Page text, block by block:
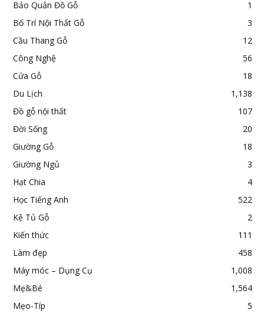
Bảo Quản Đồ Gỗ
1
Bố Trí Nội Thất Gỗ
3
Cầu Thang Gỗ
12
Công Nghệ
56
Cửa Gỗ
18
Du Lịch
1,138
Đồ gỗ nội thất
107
Đời Sống
20
Giường Gỗ
18
Giường Ngủ
3
Hạt Chia
4
Học Tiếng Anh
522
Kệ Tủ Gỗ
2
Kiến thức
111
Làm đẹp
458
Máy móc – Dụng Cụ
1,008
Mẹ&Bé
1,564
Mẹo-Típ
5